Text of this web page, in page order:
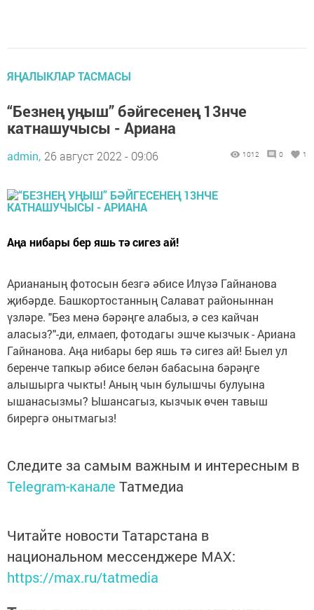
ЯҢАЛЫКЛАР ТАСМАСЫ
“Безнең уңыш” бәйгесенең 13нче
катнашучысы - Ариана
admin, 26 август 2022 - 09:06 1012 0 1
Аңа нибары бер яшь тә сигез ай!
Ариананың фотосын безгә әбисе Илүзә Гайнанова
җибәрде. Башкортостанның Салават районыннан
үзләре. "Без менә бәрәңге алабыз, ә сез кайчан
аласыз?"-ди, елмаеп, фотодагы эшче кызчык - Ариана
Гайнанова. Аңа нибары бер яшь тә сигез ай! Быел ул
беренче тапкыр әбисе белән бабасына бәрәңге
алышырга чыкты! Аның чын булышчы булуына
ышанасызмы? Ышансагыз, кызчык өчен тавыш
бирергә онытмагыз!
Следите за самым важным и интересным в
Telegram-канале Татмедиа
Читайте новости Татарстана в
национальном мессенджере MАХ:
https://max.ru/tatmedia